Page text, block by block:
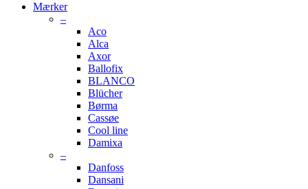
Mærker
–
Aco
Alca
Axor
Ballofix
BLANCO
Blücher
Børma
Cassøe
Cool line
Damixa
–
Danfoss
Dansani